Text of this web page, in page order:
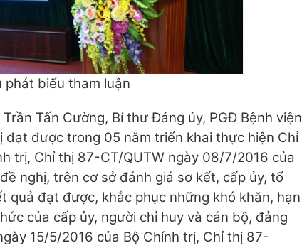
phát biểu tham luận
Tấn Cường, Bí thư Đảng ủy, PGĐ Bệnh viện
đạt được trong 05 năm triển khai thực hiện Chỉ
trị, Chỉ thị 87-CT/QUTW ngày 08/7/2016 của
nghị, trên cơ sở đánh giá sơ kết, cấp ủy, tổ
quả đạt được, khắc phục những khó khăn, hạn
của cấp ủy, người chỉ huy và cán bộ, đảng
15/5/2016 của Bộ Chính trị, Chỉ thị 87-